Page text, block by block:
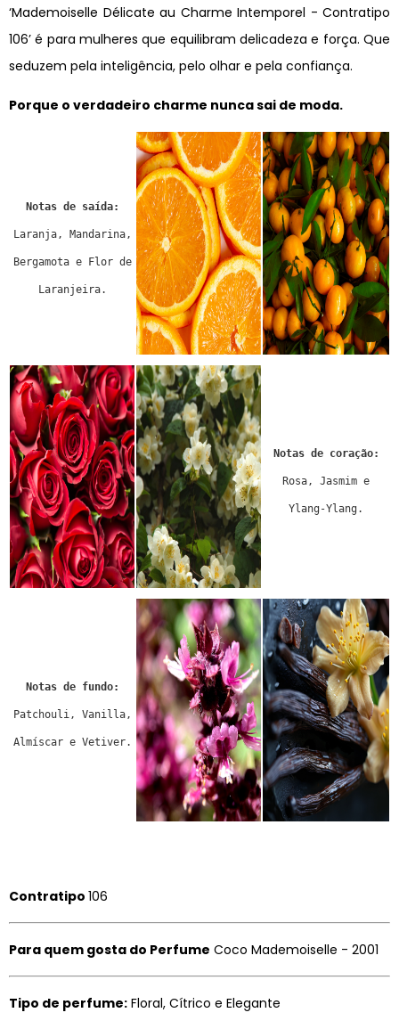
‘Mademoiselle Délicate au Charme Intemporel - Contratipo
106’ é para mulheres que equilibram delicadeza e força. Que
seduzem pela inteligência, pelo olhar e pela confiança.
Porque o verdadeiro charme nunca sai de moda.
Notas de saída:
Laranja, Mandarina,
Bergamota e Flor de
Laranjeira.
Notas de coração:
Rosa, Jasmim e
Ylang-Ylang.
Notas de fundo:
Patchouli, Vanilla,
Almíscar e Vetiver.
Contratipo 106
Para quem gosta do Perfume Coco Mademoiselle - 2001
Tipo de perfume: Floral, Cítrico e Elegante